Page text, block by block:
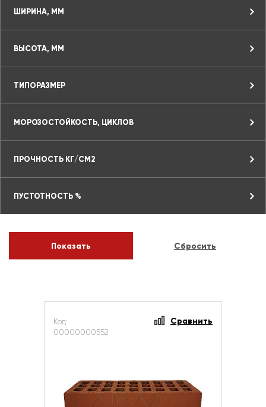
ШИРИНА, ММ
ВЫСОТА, ММ
ТИПОРАЗМЕР
МОРОЗОСТОЙКОСТЬ, ЦИКЛОВ
ПРОЧНОСТЬ КГ/СМ2
ПУСТОТНОСТЬ %
Код:
00000000552
Сравнить